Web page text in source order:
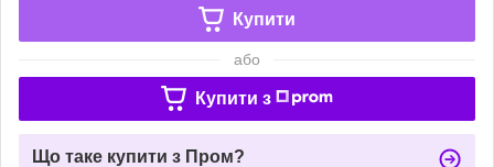
Купити
або
Купити з
Що таке купити з Пром?